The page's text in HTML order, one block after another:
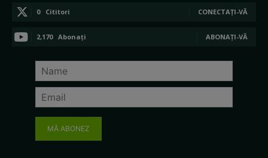
0 Cititori CONECTAȚI-VĂ
2,170 Abonați ABONAȚI-VĂ
MĂ ABONEZ